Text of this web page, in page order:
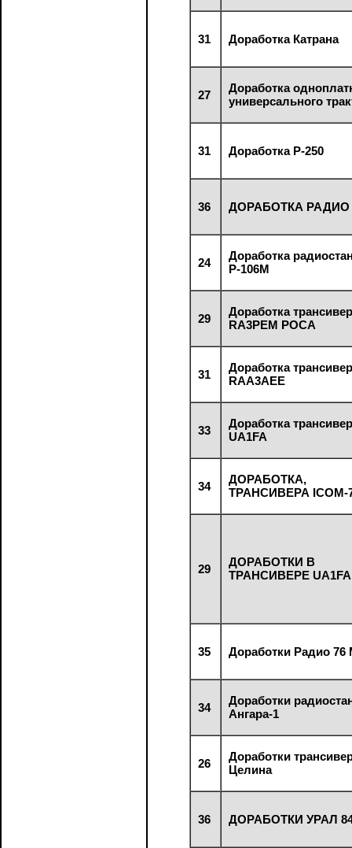
31 Доработка Катрана
27
Доработка
универсального
31 Доработка Р-250
36 ДОРАБОТКА РАДИО
24
Доработка
Р-106М
29
Доработка
RA3PEM РОСА
31
Доработка
RAA3AEE
33
Доработка
UA1FA
34
ДОРАБОТКА,
ТРАНСИВЕРА ICOM-
29
ДОРАБОТКИ В
ТРАНСИВЕРЕ
35 Доработки Радио 76
34
Доработки
Ангара-1
26
Доработки
Целина
36 ДОРАБОТКИ УРАЛ